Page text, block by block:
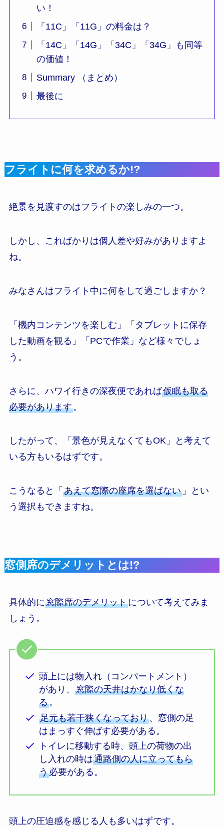
い！
「11C」「11G」の料金は？
「14C」「14G」「34C」「34G」も同等
の価値！
Summary （まとめ）
最後に
フライトに何を求めるか!?
絶景を見渡すのはフライトの楽しみの一つ。
しかし、こればかりは個人差や好みがありますよ
ね。
みなさんはフライト中に何をして過ごしますか？
「機内コンテンツを楽しむ」「タブレットに保存
した動画を観る」「PCで作業」など様々でしょ
う。
さらに、ハワイ行きの深夜便であれば仮眠も取る
必要があります。
したがって、「景色が見えなくてもOK」と考えて
いる方もいるはずです。
こうなると「 あえて窓際の座席を選ばない」とい
う選択もできますね。
窓側席のデメリットとは!?
具体的に窓際席のデメリットについて考えてみま
しょう。
頭上には物入れ（コンパートメント）
があり、窓際の天井はかなり低くな
る。
足元も若干狭くなっており、窓側の足
はまっすぐ伸ばす必要がある。
トイレに移動する時、頭上の荷物の出
し入れの時は通路側の人に立ってもら
う必要がある。
頭上の圧迫感を感じる人も多いはずです。